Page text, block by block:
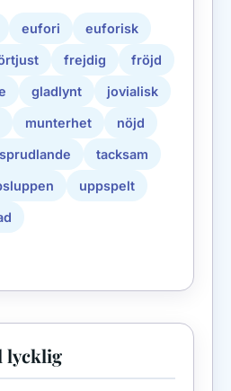
eufori euforisk
frejdig fröjd
gladlynt jovialisk
munterhet nöjd
sprudlande tacksam
uppspelt
lycklig